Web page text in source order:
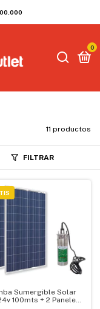
0
11 productos
FILTRAR
Sumergible Solar
100mts + 2 Paneles